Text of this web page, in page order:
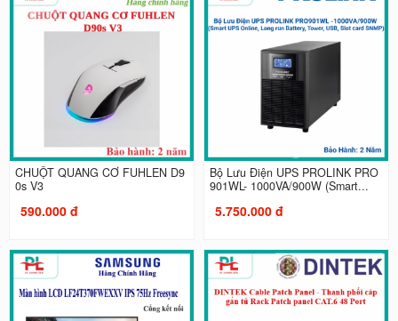
CHUỘT QUANG CƠ FUHLEN D9
0s V3
590.000 đ
Bộ Lưu Điện UPS PROLINK PRO
901WL- 1000VA/900W (Smart...
5.750.000 đ